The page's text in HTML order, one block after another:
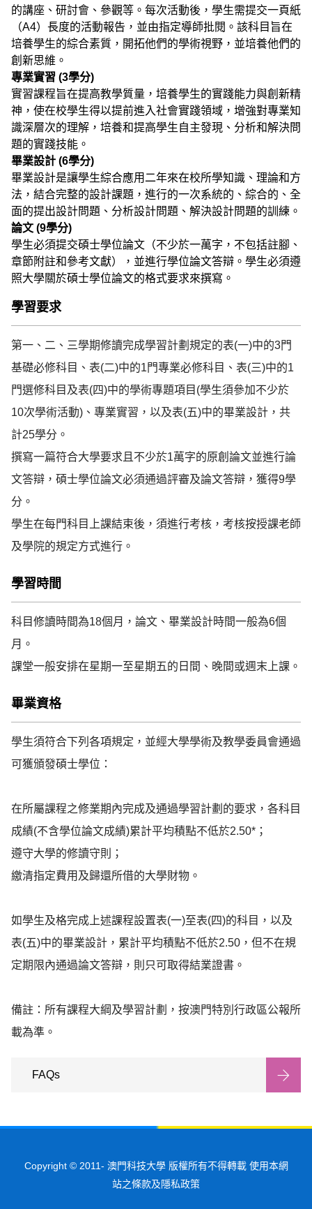
的講座、研討會、參觀等。每次活動後，學生需提交一頁紙
（A4）長度的活動報告，並由指定導師批閱。該科目旨在
培養學生的綜合素質，開拓他們的學術視野，並培養他們的
創新思維。
專業實習 (3學分)
實習課程旨在提高教學質量，培養學生的實踐能力與創新精
神，使在校學生得以提前進入社會實踐領域，增強對專業知
識深層次的理解，培養和提高學生自主發現、分析和解決問
題的實踐技能。
畢業設計 (6學分)
畢業設計是讓學生綜合應用二年來在校所學知識、理論和方
法，結合完整的設計課題，進行的一次系統的、綜合的、全
面的提出設計問題、分析設計問題、解決設計問題的訓練。
論文 (9學分)
學生必須提交碩士學位論文（不少於一萬字，不包括註腳、
章節附註和參考文獻），並進行學位論文答辯。學生必須遵
照大學關於碩士學位論文的格式要求來撰寫。
學習要求
第一、二、三學期修讀完成學習計劃規定的表(一)中的3門
基礎必修科目、表(二)中的1門專業必修科目、表(三)中的1
門選修科目及表(四)中的學術專題項目(學生須參加不少於
10次學術活動)、專業實習，以及表(五)中的畢業設計，共
計25學分。
撰寫一篇符合大學要求且不少於1萬字的原創論文並進行論
文答辯，碩士學位論文必須通過評審及論文答辯，獲得9學
分。
學生在每門科目上課結束後，須進行考核，考核按授課老師
及學院的規定方式進行。
學習時間
科目修讀時間為18個月，論文、畢業設計時間一般為6個
月。
課堂一般安排在星期一至星期五的日間、晚間或週末上課。
畢業資格
學生須符合下列各項規定，並經大學學術及教學委員會通過
可獲頒發碩士學位：
在所屬課程之修業期內完成及通過學習計劃的要求，各科目
成績(不含學位論文成績)累計平均積點不低於2.50*；
遵守大學的修讀守則；
繳清指定費用及歸還所借的大學財物。
如學生及格完成上述課程設置表(一)至表(四)的科目，以及
表(五)中的畢業設計，累計平均積點不低於2.50，但不在規
定期限內通過論文答辯，則只可取得結業證書。
備註：所有課程大綱及學習計劃，按澳門特別行政區公報所
載為準。
FAQs
Copyright © 2011- 澳門科技大學 版權所有不得轉載 使用本網
站之條款及隱私政策